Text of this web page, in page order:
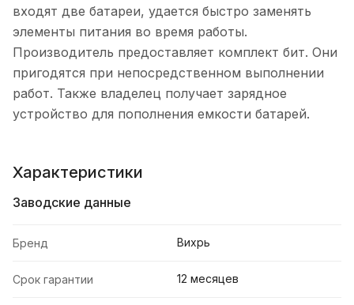
входят две батареи, удается быстро заменять
элементы питания во время работы.
Производитель предоставляет комплект бит. Они
пригодятся при непосредственном выполнении
работ. Также владелец получает зарядное
устройство для пополнения емкости батарей.
Характеристики
Заводские данные
Бренд Вихрь
Срок гарантии 12 месяцев